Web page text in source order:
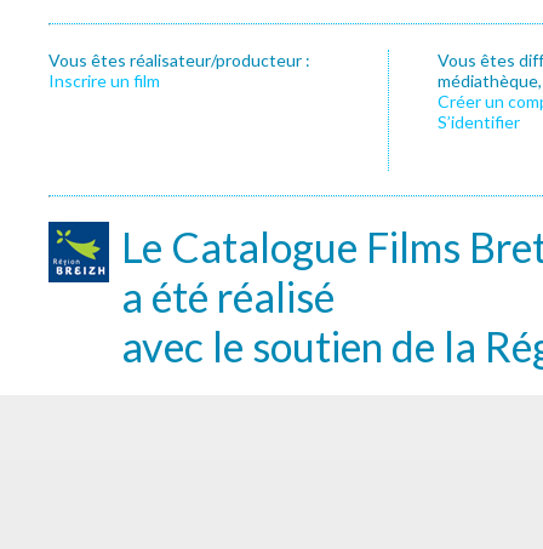
Vous êtes réalisateur/producteur :
Inscrire un film
Vous êtes
Créer un
S’identifier
Le Catalogue Films
a été réalisé
avec le soutien de la